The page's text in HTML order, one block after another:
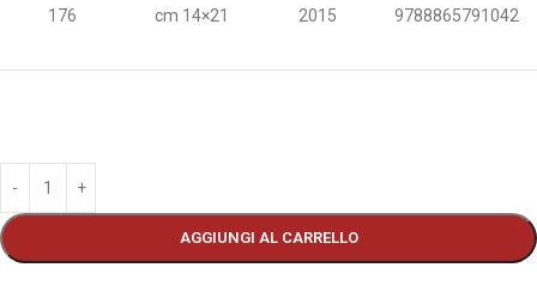
176 cm 14×21 2015 9788865791042
AGGIUNGI AL CARRELLO